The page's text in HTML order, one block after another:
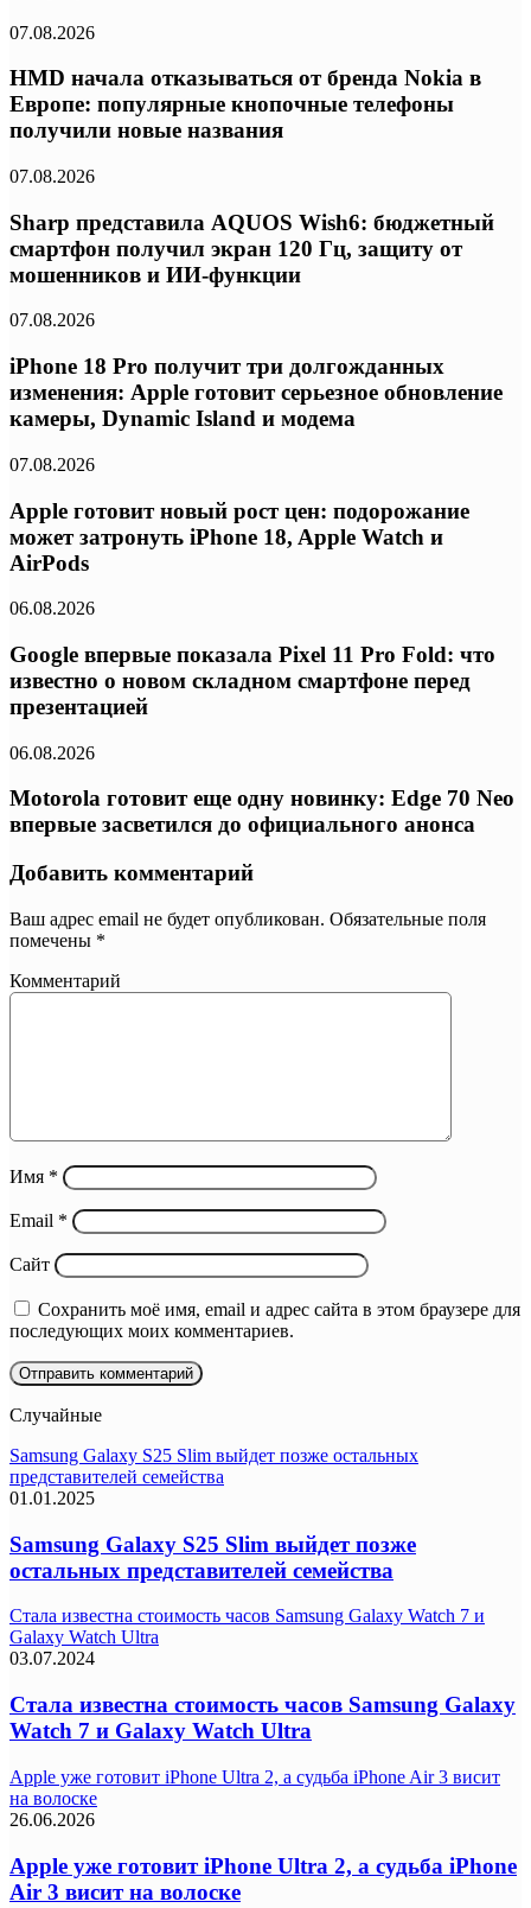
07.08.2026
HMD начала отказываться от бренда Nokia в
Европе: популярные кнопочные телефоны
получили новые названия
07.08.2026
Sharp представила AQUOS Wish6: бюджетный
смартфон получил экран 120 Гц, защиту от
мошенников и ИИ-функции
07.08.2026
iPhone 18 Pro получит три долгожданных
изменения: Apple готовит серьезное обновление
камеры, Dynamic Island и модема
07.08.2026
Apple готовит новый рост цен: подорожание
может затронуть iPhone 18, Apple Watch и
AirPods
06.08.2026
Google впервые показала Pixel 11 Pro Fold: что
известно о новом складном смартфоне перед
презентацией
06.08.2026
Motorola готовит еще одну новинку: Edge 70 Neo
впервые засветился до официального анонса
Добавить комментарий
Ваш адрес email не будет опубликован. Обязательные поля
помечены *
Комментарий
Имя *
Email *
Сайт
Сохранить моё имя, email и адрес сайта в этом браузере для
последующих моих комментариев.
Случайные
Samsung Galaxy S25 Slim выйдет позже остальных
представителей семейства
01.01.2025
Samsung Galaxy S25 Slim выйдет позже
остальных представителей семейства
Стала известна стоимость часов Samsung Galaxy Watch 7 и
Galaxy Watch Ultra
03.07.2024
Стала известна стоимость часов Samsung Galaxy
Watch 7 и Galaxy Watch Ultra
Apple уже готовит iPhone Ultra 2, а судьба iPhone Air 3 висит
на волоске
26.06.2026
Apple уже готовит iPhone Ultra 2, а судьба iPhone
Air 3 висит на волоске